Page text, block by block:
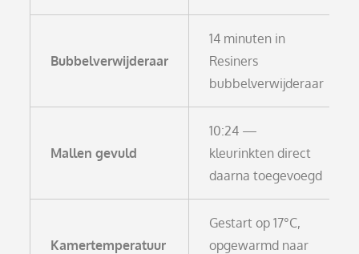
Bubbelverwijderaar
14 minuten in
Resiners
bubbelverwijderaar
Mallen gevuld
10:24 —
kleurinkten direct
daarna toegevoegd
Kamertemperatuur
Gestart op 17°C,
opgewarmd naar